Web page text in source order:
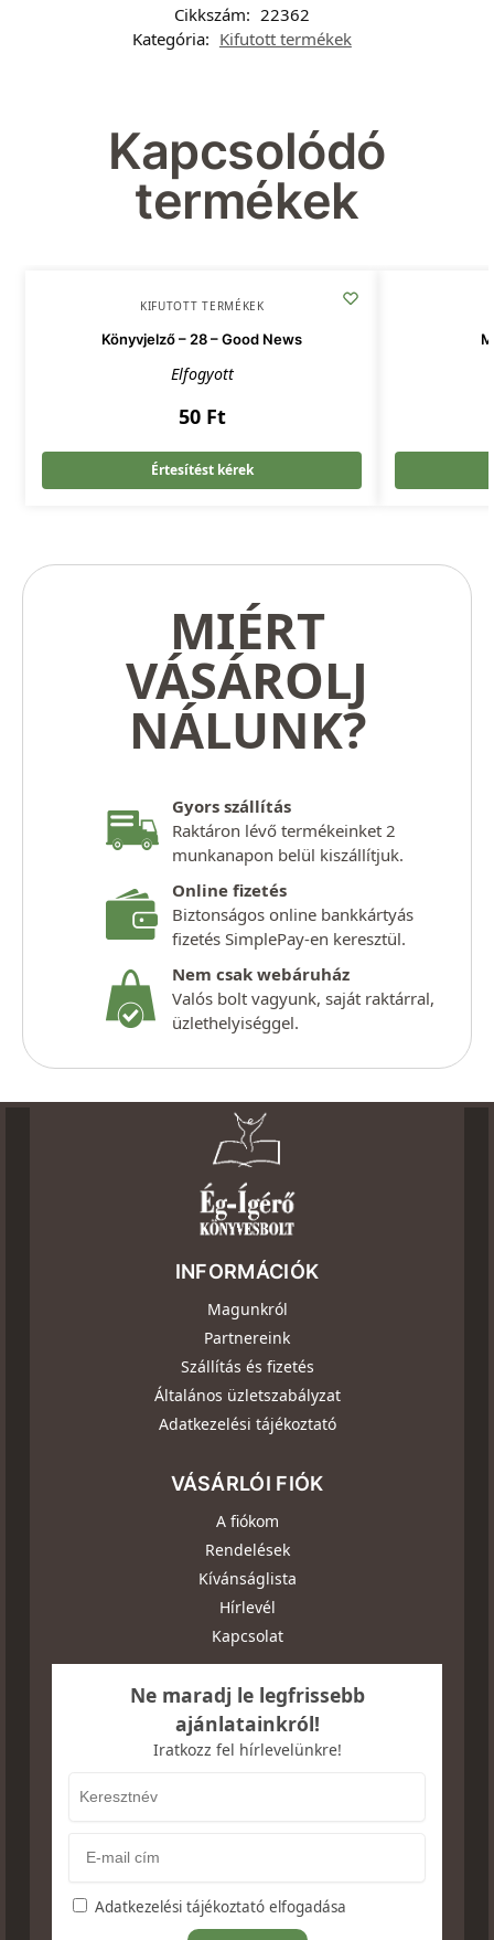
Cikkszám: 22362
Kategória: Kifutott termékek
Kapcsolódó
termékek
KIFUTOTT TERMÉKEK
Könyvjelző – 28 – Good News
Elfogyott
50 Ft
Értesítést kérek
MIÉRT
VÁSÁROLJ
NÁLUNK?
Gyors szállítás
Raktáron lévő termékeinket 2
munkanapon belül kiszállítjuk.
Online fizetés
Biztonságos online bankkártyás
fizetés SimplePay-en keresztül.
Nem csak webáruház
Valós bolt vagyunk, saját raktárral,
üzlethelyiséggel.
INFORMÁCIÓK
Magunkról
Partnereink
Szállítás és fizetés
Általános üzletszabályzat
Adatkezelési tájékoztató
VÁSÁRLÓI FIÓK
A fiókom
Rendelések
Kívánságlista
Hírlevél
Kapcsolat
Ne maradj le legfrissebb
ajánlatainkról!
Iratkozz fel hírlevelünkre!
Adatkezelési tájékoztató elfogadása